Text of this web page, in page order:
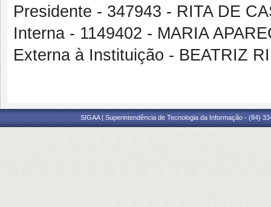
Presidente - 347943 - RITA DE
Interna - 1149402 - MARIA
Externa à Instituição - BEATRIZ
SIGAA | Superintendência de Tecnologia da Informação - (84)